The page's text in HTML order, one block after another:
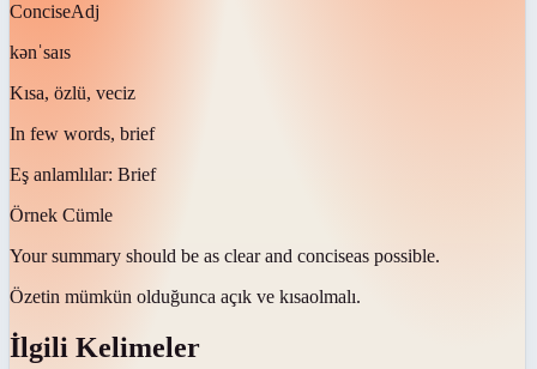
ConciseAdj
kənˈsaɪs
Kısa, özlü, veciz
In few words, brief
Eş anlamlılar: Brief
Örnek Cümle
Your summary should be as clear and conciseas possible.
Özetin mümkün olduğunca açık ve kısaolmalı.
İlgili Kelimeler